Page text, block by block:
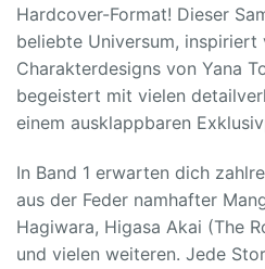
Hardcover-Format! Dieser
beliebte Universum, inspiriert
Charakterdesigns von Yana
begeistert mit vielen
einem ausklappbaren
In Band 1 erwarten dich
aus der Feder namhafter
Hagiwara, Higasa Akai (The
und vielen weiteren. Jede